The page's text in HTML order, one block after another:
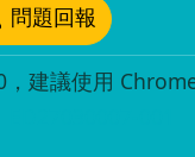
問題回報
建議使用